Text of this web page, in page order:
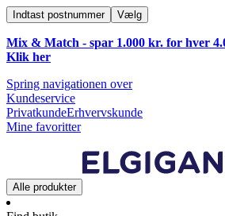
Indtast postnummer Vælg
Mix & Match - spar 1.000 kr. for hver
Klik her
Spring navigationen over
Kundeservice
PrivatkundeErhvervskunde
Mine favoritter
Alle produkter